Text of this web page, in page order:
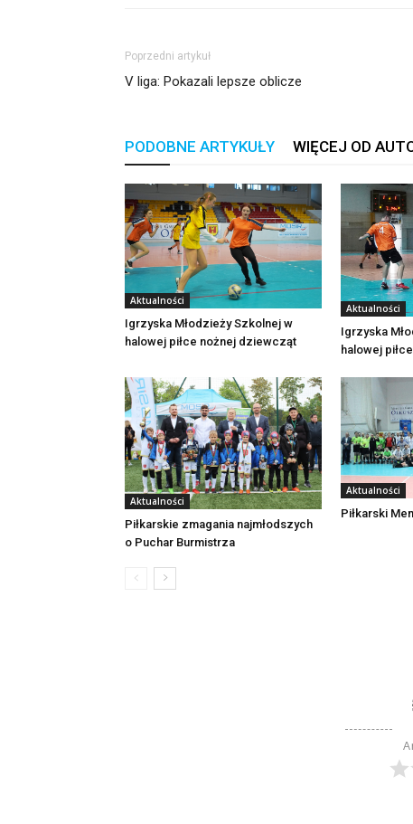
Poprzedni artykuł
V liga: Pokazali lepsze oblicze
PODOBNE ARTYKUŁY WIĘCEJ OD
Aktualności
Igrzyska Młodzieży Szkolnej w
halowej piłce nożnej dziewcząt
Aktualności
Igrzyska
halowej
Aktualności
Piłkarskie zmagania najmłodszych
o Puchar Burmistrza
Aktualności
Piłkarski